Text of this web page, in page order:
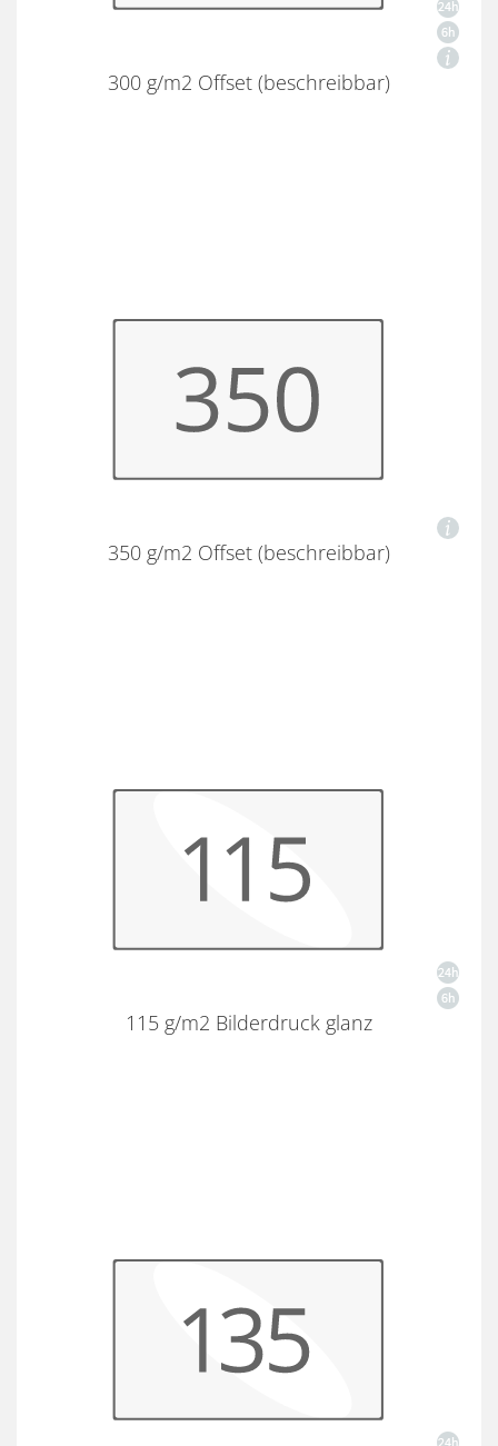
300 g/m2 Offset (beschreibbar)
350 g/m2 Offset (beschreibbar)
115 g/m2 Bilderdruck glanz